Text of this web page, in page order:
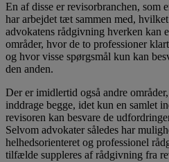
En af disse er revisorbranchen, som
har arbejdet tæt sammen med,
advokatens rådgivning hverken kan
områder, hvor de to professioner
og hvor visse spørgsmål kun kan
den anden.
Der er imidlertid også andre
inddrage begge, idet kun en samlet
revisoren kan besvare de
Selvom advokater således har
helhedsorienteret og professionel
tilfælde suppleres af rådgivning fra